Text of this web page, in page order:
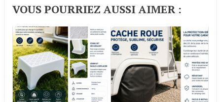
VOUS POURRIEZ AUSSI AIMER :​